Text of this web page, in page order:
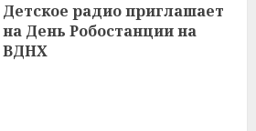
Детское радио приглашает
на День Робостанции на
ВДНХ